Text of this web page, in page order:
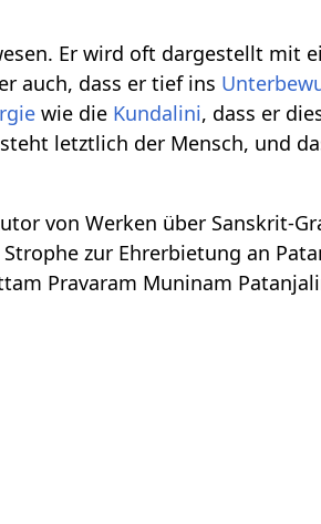
Er wird oft dargestellt mit
auch, dass er tief ins
wie die Kundalini, dass er
letztlich der Mensch, und
von Werken über Sanskrit-
zur Ehrerbietung an
Pravaram Muninam